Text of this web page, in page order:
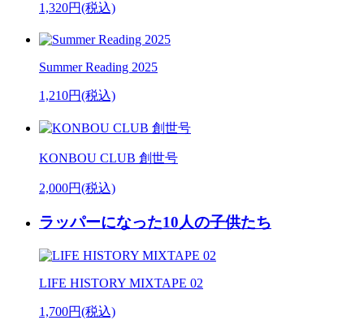
1,320円(税込)
Summer Reading 2025
1,210円(税込)
KONBOU CLUB 創世号
2,000円(税込)
ラッパーになった10人の子供たち
LIFE HISTORY MIXTAPE 02
1,700円(税込)